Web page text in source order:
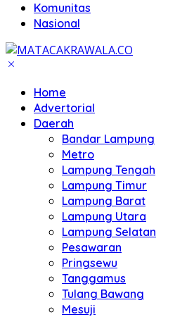
Komunitas
Nasional
Home
Advertorial
Daerah
Bandar Lampung
Metro
Lampung Tengah
Lampung Timur
Lampung Barat
Lampung Utara
Lampung Selatan
Pesawaran
Pringsewu
Tanggamus
Tulang Bawang
Mesuji